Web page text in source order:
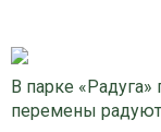
В парке «Радуга»
перемены радуют